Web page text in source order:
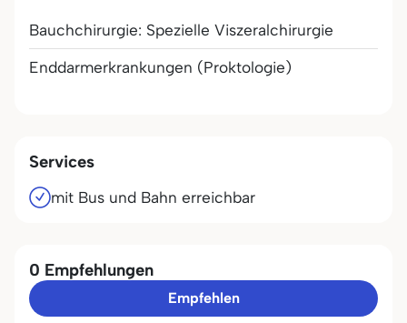
Bauchchirurgie: Spezielle Viszeralchirurgie
Enddarmerkrankungen (Proktologie)
Services
mit Bus und Bahn erreichbar
0 Empfehlungen
Empfehlen